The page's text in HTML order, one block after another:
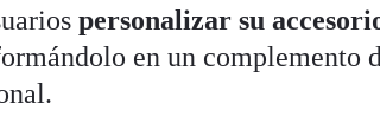
personalizar su
en un complemento